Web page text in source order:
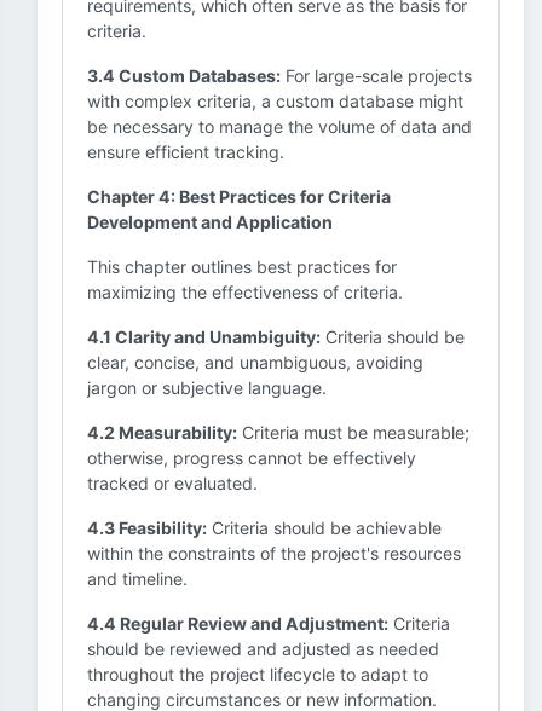
requirements, which often serve as the basis for
criteria.
3.4 Custom Databases: For large-scale projects
with complex criteria, a custom database might
be necessary to manage the volume of data and
ensure efficient tracking.
Chapter 4: Best Practices for Criteria
Development and Application
This chapter outlines best practices for
maximizing the effectiveness of criteria.
4.1 Clarity and Unambiguity: Criteria should be
clear, concise, and unambiguous, avoiding
jargon or subjective language.
4.2 Measurability: Criteria must be measurable;
otherwise, progress cannot be effectively
tracked or evaluated.
4.3 Feasibility: Criteria should be achievable
within the constraints of the project's resources
and timeline.
4.4 Regular Review and Adjustment: Criteria
should be reviewed and adjusted as needed
throughout the project lifecycle to adapt to
changing circumstances or new information.